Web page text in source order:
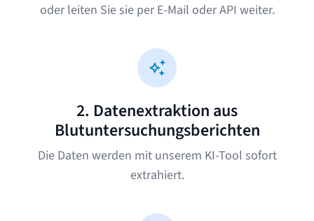
oder leiten Sie sie per E-Mail oder API weiter.
2. Datenextraktion aus
Blutuntersuchungsberichten
Die Daten werden mit unserem KI-Tool sofort
extrahiert.